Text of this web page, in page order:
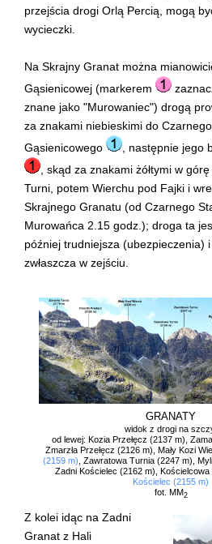
przejścia drogi Orlą Percią, mogą
wycieczki.
Na Skrajny Granat można
Gąsienicowej (markerem
znane jako "Murowaniec") drogą
za znakami niebieskimi do
Gąsienicowego
, następnie jego
, skąd za znakami żółtymi w
Turni, potem Wierchu pod Fajki i
Skrajnego Granatu (od Czarnego
Murowańca 2.15 godz.); droga ta
później trudniejsza (ubezpieczenia)
zwłaszcza w zejściu.
GRANATY
widok z drogi na
od lewej: Kozia Przełęcz (2137 m),
Zmarzła Przełęcz (2126 m), Mały Kozi
(2159 m) , Zawratowa Turnia (2247 m),
Zadni Kościelec (2162 m), Kościelcowa
Kościelec (2155 m)
fot. MM2
Z kolei idąc na Zadni
Granat z Hali